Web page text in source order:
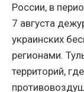
России, в
7 августа
украинских
регионами.
территорий,